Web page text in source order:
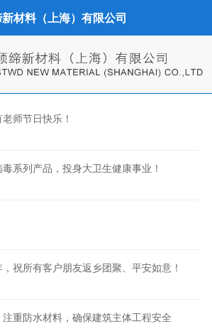
材料（上海）有限公司
师节日快乐！
系列产品，投身大卫生健康事业！
祝所有客户朋友返乡团聚、平安如意！
重防水材料，确保建筑主体工程安全